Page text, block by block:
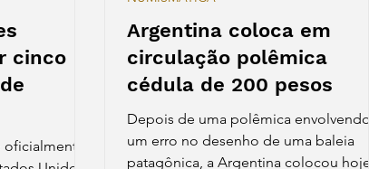
cinco
Argentina coloca em
circulação polêmica
cédula de 200 pesos
Depois de uma polêmica envolvendo
um erro no desenho de uma baleia
patagônica, a Argentina colocou hoje